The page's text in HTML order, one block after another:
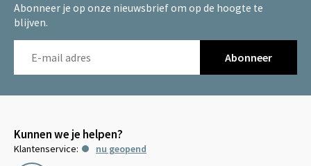
Abonneer je op onze nieuwsbrief om op de hoogte te
blijven.
Abonneer
Kunnen we je helpen?
Klantenservice:
nu geopend